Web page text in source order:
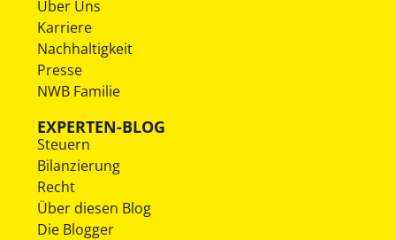
Über Uns
Karriere
Nachhaltigkeit
Presse
NWB Familie
EXPERTEN-BLOG
Steuern
Bilanzierung
Recht
Über diesen Blog
Die Blogger